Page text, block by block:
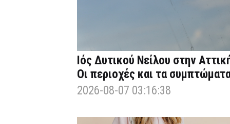
Ιός Δυτικού Νείλου στην
Οι περιοχές και τα
2026-08-07 03:16:38